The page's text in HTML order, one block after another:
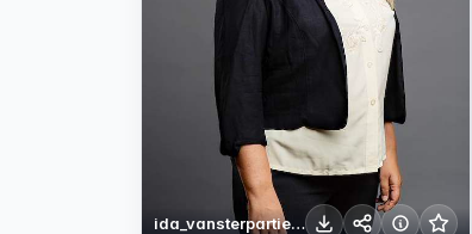
ida_vansterpartiet_pressbild_3.jpg